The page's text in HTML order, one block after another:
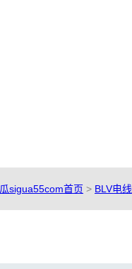
sigua55com首页 > BLV电线